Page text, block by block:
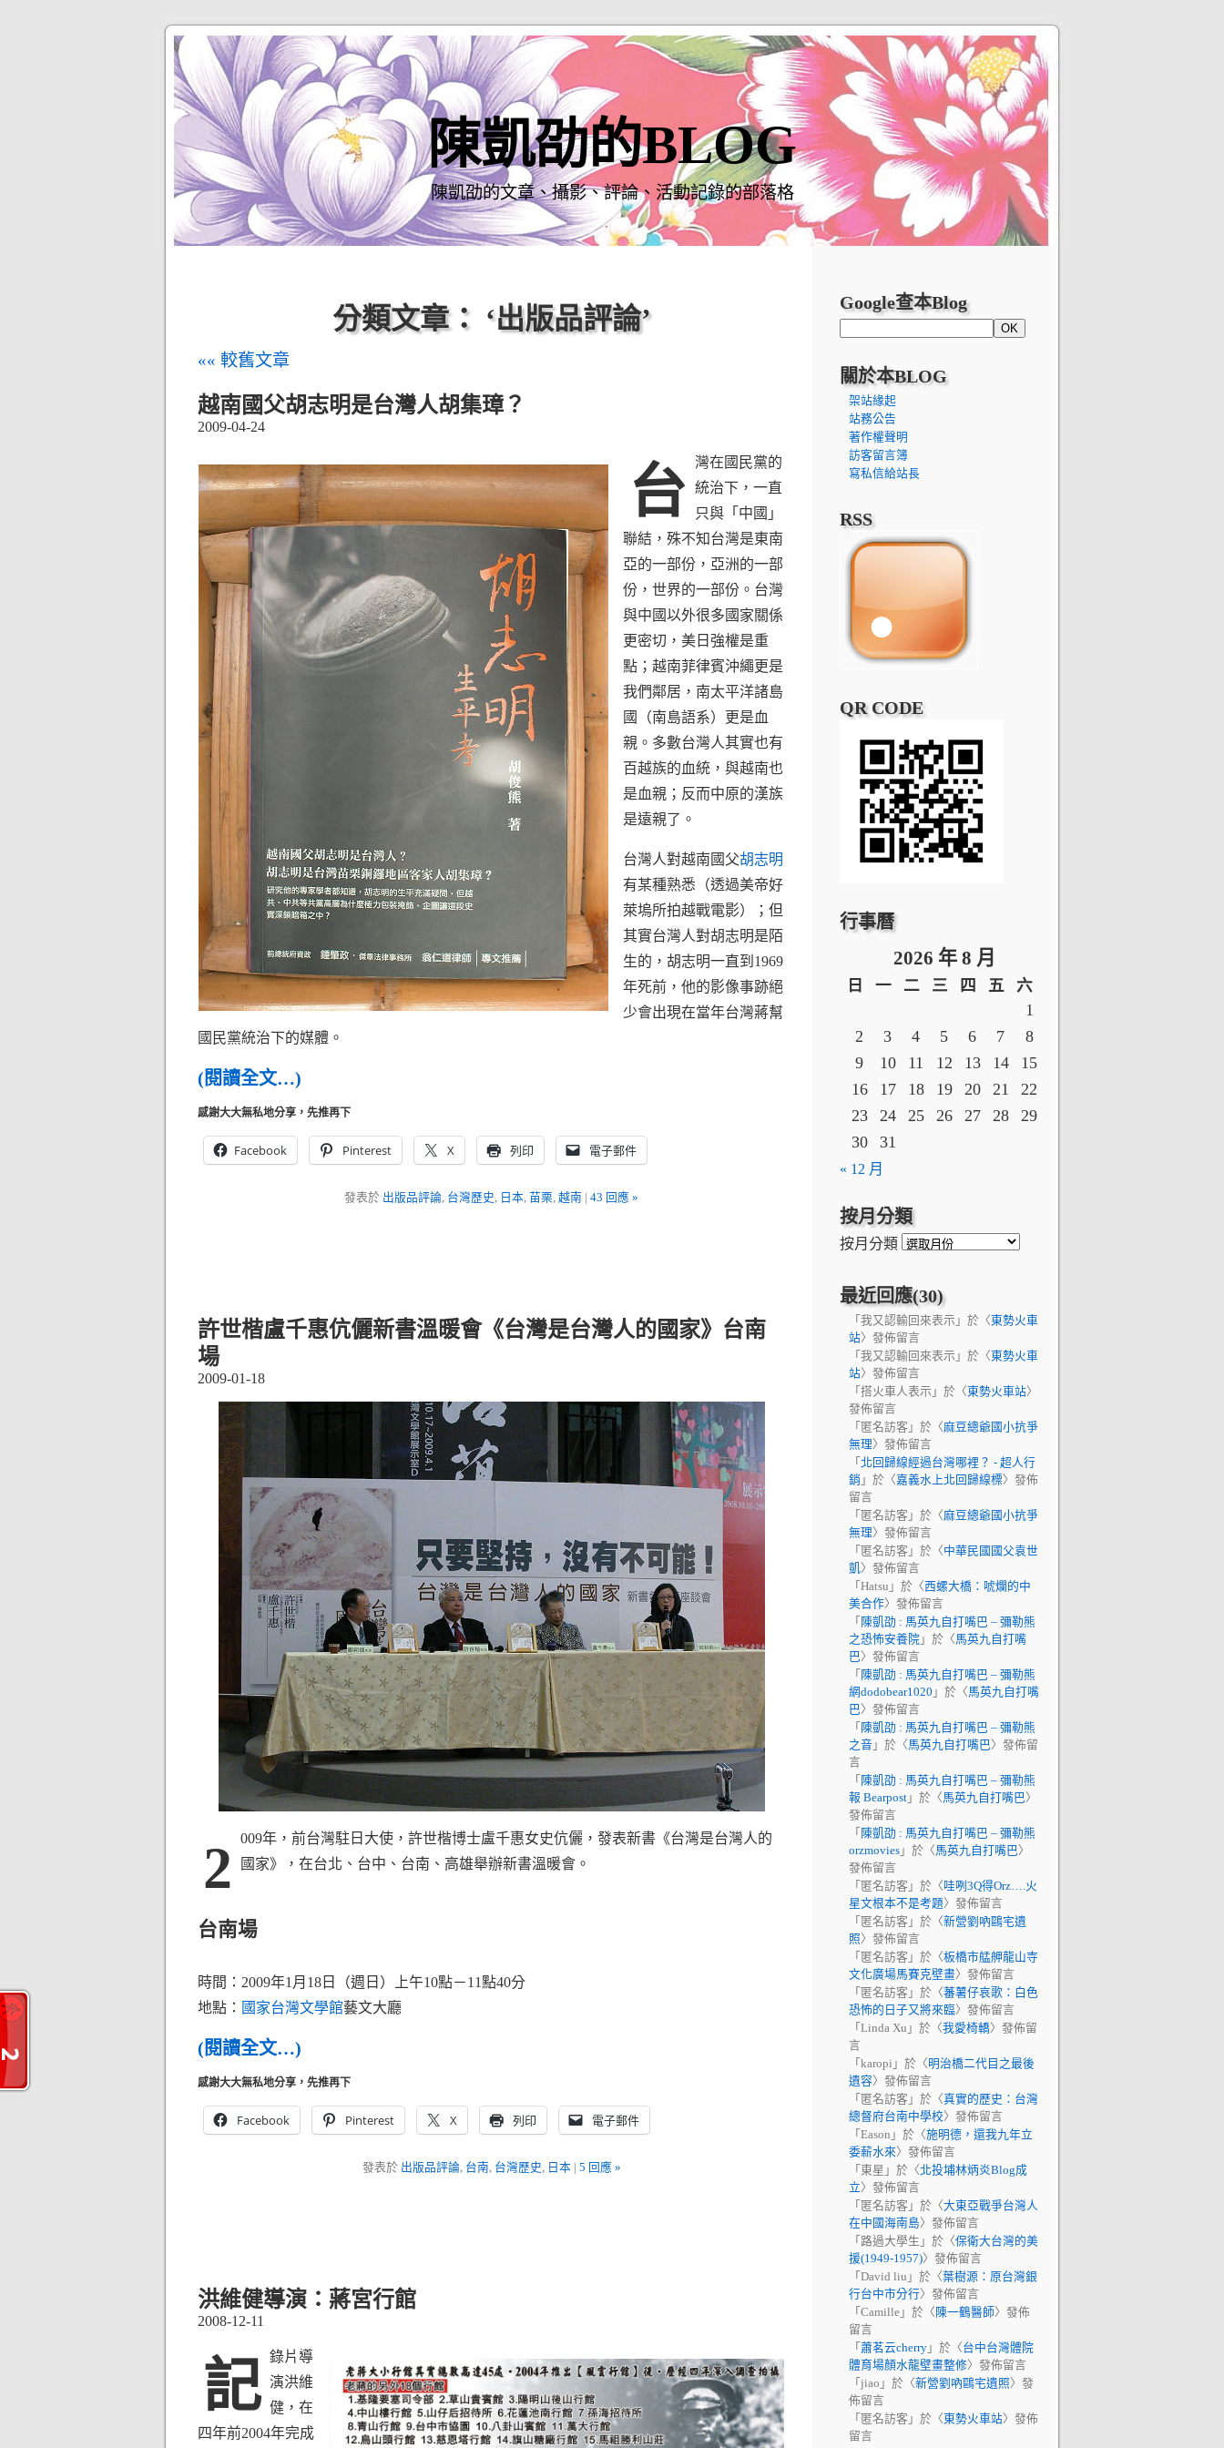
陳凱劭的BLOG
陳凱劭的文章、攝影、評論、活動記錄的部落格
分類文章： ‘出版品評論’
«« 較舊文章
越南國父胡志明是台灣人胡集璋？
2009-04-24
台
灣在國民黨的
統治下，一直
只與「中國」
聯結，殊不知台灣是東南
亞的一部份，亞洲的一部
份，世界的一部份。台灣
與中國以外很多國家關係
更密切，美日強權是重
點；越南菲律賓沖繩更是
我們鄰居，南太平洋諸島
國（南島語系）更是血
親。多數台灣人其實也有
百越族的血統，與越南也
是血親；反而中原的漢族
是遠親了。
台灣人對越南國父胡志明
有某種熟悉（透過美帝好
萊塢所拍越戰電影）；但
其實台灣人對胡志明是陌
生的，胡志明一直到1969
年死前，他的影像事跡絕
少會出現在當年台灣蔣幫
國民黨統治下的媒體。
(閱讀全文…)
感謝大大無私地分享，先推再下
Facebook Pinterest X 列印 電子郵件
發表於 出版品評論, 台灣歷史, 日本, 苗栗, 越南 43 回應 »
許世楷盧千惠伉儷新書溫暖會《台灣是台灣人的國家》台南
場
2009-01-18
2
009年，前台灣駐日大使，許世楷博士盧千惠女史伉儷，發表新書《台灣是台灣人的
國家》，在台北、台中、台南、高雄舉辦新書溫暖會。
台南場
時間：2009年1月18日（週日）上午10點－11點40分
地點： 國家台灣文學館藝文大廳
(閱讀全文…)
感謝大大無私地分享，先推再下
Facebook Pinterest X 列印 電子郵件
發表於 出版品評論, 台南, 台灣歷史, 日本| 5 回應 »
洪維健導演：蔣宮行館
2008-12-11
記 錄片導
演洪維
健，在
四年前2004年完成
Google查本Blog
關於本BLOG
架站緣起
站務公告
著作權聲明
訪客留言簿
寫私信給站長
RSS
QR CODE
行事曆
2026 年 8 月
日 一 二 三 四 五
六
1
2
3 4 5 6 7
8
9
10 11 12 13 14
15
16
17 18 19 20 21
22
23
24 25 26 27 28
29
30
31
« 12 月
按月分類
按月分類
最近回應(30)
「 我又認輸回來表示 」於〈 東勢火車
站〉發佈留言
「 我又認輸回來表示 」於〈 東勢火車
站〉發佈留言
「 搭火車人表示 」於〈 東勢火車站〉
發佈留言
「 匿名訪客 」於〈麻豆總爺國小抗爭
無理〉發佈留言
「 北回歸線經過台灣哪裡？ - 超人行
銷 」於〈嘉義水上北回歸線標〉發佈
留言
「 匿名訪客 」於〈麻豆總爺國小抗爭
無理〉發佈留言
「 匿名訪客 」於〈中華民國國父袁世
凱〉發佈留言
「 Hatsu 」於〈西螺大橋：唬爛的中
美合作〉發佈留言
「 陳凱劭 : 馬英九自打嘴巴 – 彌勒熊
之恐怖安養院 」於〈馬英九自打嘴
巴〉發佈留言
「 陳凱劭 : 馬英九自打嘴巴 – 彌勒熊
網dodobear1020 」於〈馬英九自打嘴
巴〉發佈留言
「 陳凱劭 : 馬英九自打嘴巴 – 彌勒熊
之音 」於〈馬英九自打嘴巴〉發佈留
言
「 陳凱劭 : 馬英九自打嘴巴 – 彌勒熊
報 Bearpost 」於〈馬英九自打嘴巴〉
發佈留言
「 陳凱劭 : 馬英九自打嘴巴 – 彌勒熊
orzmovies 」於〈馬英九自打嘴巴〉
發佈留言
「 匿名訪客 」於〈哇咧3Q得Orz….火
星文根本不是考題〉發佈留言
「 匿名訪客 」於〈新營劉吶鷗宅遺
照〉發佈留言
「 匿名訪客 」於〈板橋市艋舺龍山寺
文化廣場馬賽克壁畫〉發佈留言
「 匿名訪客 」於〈蕃薯仔哀歌：白色
恐怖的日子又將來臨〉發佈留言
「 Linda Xu 」於〈我愛椅轎〉發佈留
言
「 karopi 」於〈明治橋二代目之最後
遺容〉發佈留言
「 匿名訪客 」於〈真實的歷史：台灣
總督府台南中學校〉發佈留言
「 Eason 」於〈施明德，還我九年立
委薪水來〉發佈留言
「 東星 」於〈北投埔林炳炎Blog成
立〉發佈留言
「 匿名訪客 」於〈大東亞戰爭台灣人
在中國海南島〉發佈留言
「 路過大學生 」於〈保衛大台灣的美
援(1949-1957)〉發佈留言
「 David liu 」於〈葉樹源：原台灣銀
行台中市分行〉發佈留言
「 Camille 」於〈 陳一鶴醫師〉發佈
留言
「 蕭茗云cherry 」於〈台中台灣體院
體育場顏水龍壁畫整修〉發佈留言
「 jiao 」於〈新營劉吶鷗宅遺照〉發
佈留言
「 匿名訪客 」於〈 東勢火車站〉發佈
留言